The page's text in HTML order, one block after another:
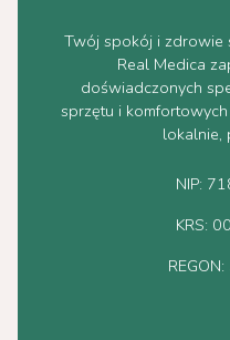
Twój spokój i zdrowie
Real Medica
doświadczonych
sprzętu i
lokalnie,
NIP:
KRS: